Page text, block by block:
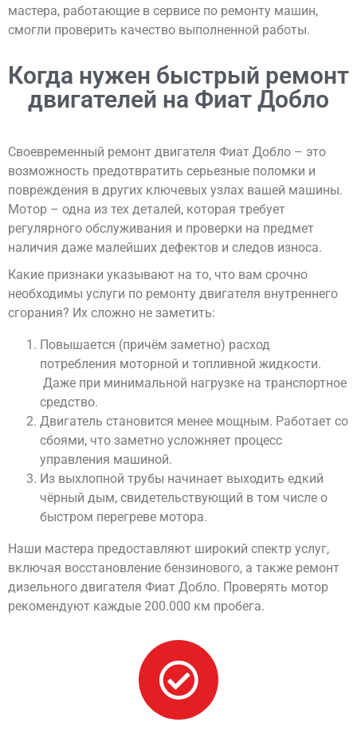
мастера, работающие в сервисе по ремонту машин,
смогли проверить качество выполненной работы.
Когда нужен быстрый ремонт
двигателей на Фиат Добло
Своевременный ремонт двигателя Фиат Добло – это
возможность предотвратить серьезные поломки и
повреждения в других ключевых узлах вашей машины.
Мотор – одна из тех деталей, которая требует
регулярного обслуживания и проверки на предмет
наличия даже малейших дефектов и следов износа.
Какие признаки указывают на то, что вам срочно
необходимы услуги по ремонту двигателя внутреннего
сгорания? Их сложно не заметить:
Повышается (причём заметно) расход
потребления моторной и топливной жидкости.
Даже при минимальной нагрузке на транспортное
средство.
Двигатель становится менее мощным. Работает со
сбоями, что заметно усложняет процесс
управления машиной.
Из выхлопной трубы начинает выходить едкий
чёрный дым, свидетельствующий в том числе о
быстром перегреве мотора.
Наши мастера предоставляют широкий спектр услуг,
включая восстановление бензинового, а также ремонт
дизельного двигателя Фиат Добло. Проверять мотор
рекомендуют каждые 200.000 км пробега.